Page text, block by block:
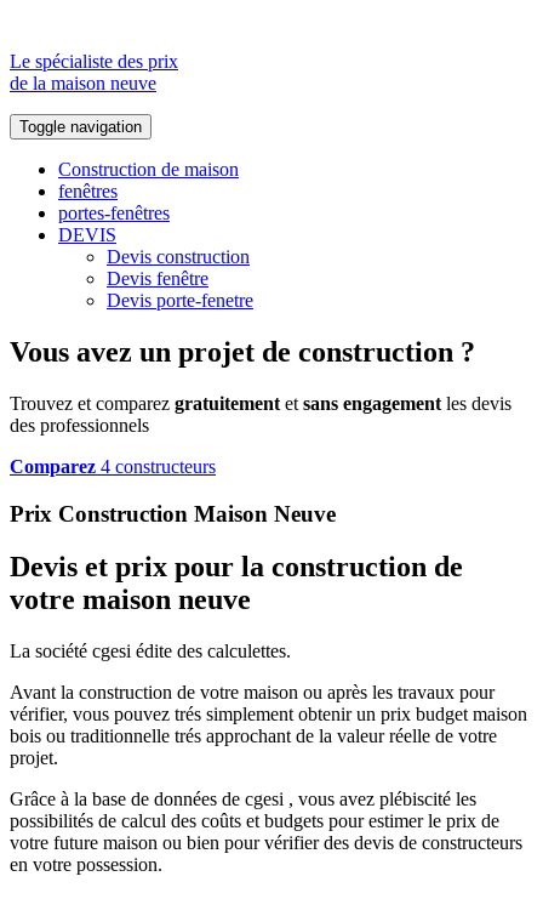
Le spécialiste des prix
de la maison neuve
Toggle navigation
Construction de maison
fenêtres
portes-fenêtres
DEVIS
Devis construction
Devis fenêtre
Devis porte-fenetre
Vous avez un projet de construction ?
Trouvez et comparez gratuitement et sans engagement les devis
des professionnels
Comparez 4 constructeurs
Prix Construction Maison Neuve
Devis et prix pour la construction de
votre maison neuve
La société cgesi édite des calculettes.
Avant la construction de votre maison ou après les travaux pour
vérifier, vous pouvez trés simplement obtenir un prix budget maison
bois ou traditionnelle trés approchant de la valeur réelle de votre
projet.
Grâce à la base de données de cgesi , vous avez plébiscité les
possibilités de calcul des coûts et budgets pour estimer le prix de
votre future maison ou bien pour vérifier des devis de constructeurs
en votre possession.